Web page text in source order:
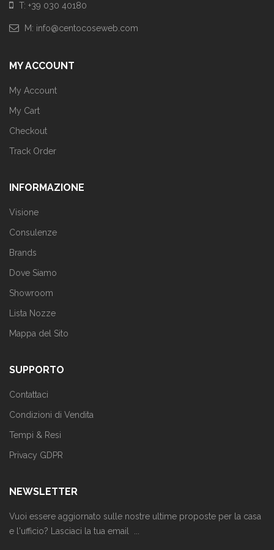
T: +39 030 40180
M: info@centocoseweb.com
MY ACCOUNT
My Account
My Cart
Checkout
Track Order
INFORMAZIONE
Visione
Consulenze
Brands
Dove Siamo
Showroom
Lista Nozze
Mappa del Sito
SUPPORTO
Contattaci
Condizioni di Vendita
Tempi & Resi
Privacy GDPR
NEWSLETTER
Vuoi essere aggiornato sulle nostre ultime proposte per la casa
e l'ufficio? Lasciaci la tua email ...